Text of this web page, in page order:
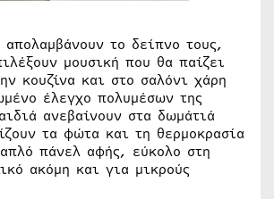
το δείπνο τους,
μουσική που θα παίζει
κουζίνα και στο σαλόνι χάρη
έλεγχο πολυμέσων της
ανεβαίνουν στα δωμάτιά
τα φώτα και τη θερμοκρασία
πάνελ αφής, εύκολο στη
ακόμη και για μικρούς